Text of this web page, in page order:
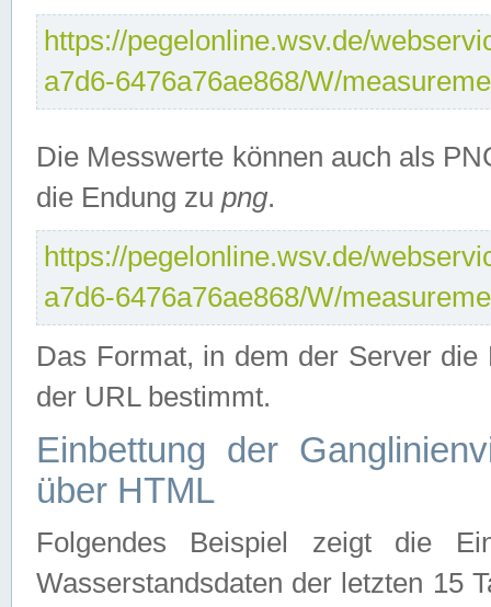
https://pegelonline.wsv.de/
a7d6-6476a76ae868/W/
Die Messwerte können auch als
die Endung zu png.
https://pegelonline.wsv.de/
a7d6-6476a76ae868/W/
Das Format, in dem der Server
der URL bestimmt.
Einbettung der
über HTML
Folgendes Beispiel zeigt die
Wasserstandsdaten der letzten 15